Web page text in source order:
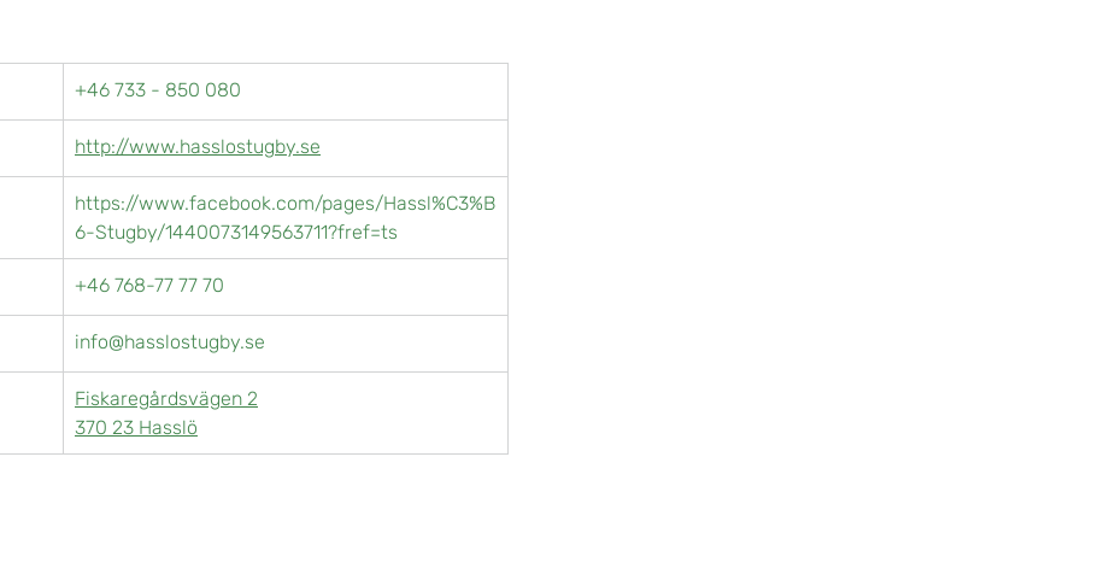
+46 733 - 850 080
http://www.hasslostugby.se
https://www.facebook.com/pages/Hassl%C3%B
6-Stugby/1440073149563711?fref=ts
+46 768-77 77 70
info@hasslostugby.se
Fiskaregårdsvägen 2
370 23 Hasslö